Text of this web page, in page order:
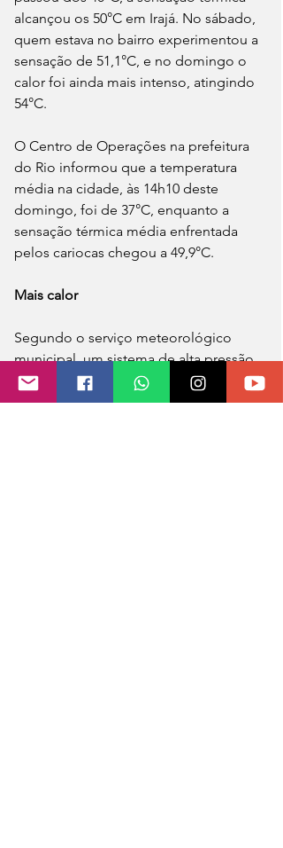
alcançou os 50°C em Irajá. No sábado,
quem estava no bairro experimentou a
sensação de 51,1°C, e no domingo o
calor foi ainda mais intenso, atingindo
54°C.
O Centro de Operações na prefeitura
do Rio informou que a temperatura
média na cidade, às 14h10 deste
domingo, foi de 37°C, enquanto a
sensação térmica média enfrentada
pelos cariocas chegou a 49,9°C.
Mais calor
Segundo o serviço meteorológico
municipal, um sistema de alta pressão
está posicionado na atmosfera de
modo a propiciar temperaturas tão